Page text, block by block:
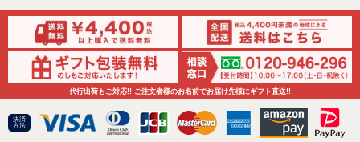
代行出荷もご対応!! ご注文者様のお名前でお届け先様にギフト直送!!
決済
方法